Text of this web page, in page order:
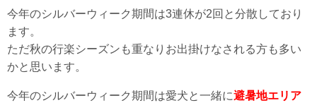
今年のシルバーウィーク期間は3連休が2回と分散しており
ます。
ただ秋の行楽シーズンも重なりお出掛けなされる方も多い
かと思います。
今年のシルバーウィーク期間は愛犬と一緒に避暑地エリア